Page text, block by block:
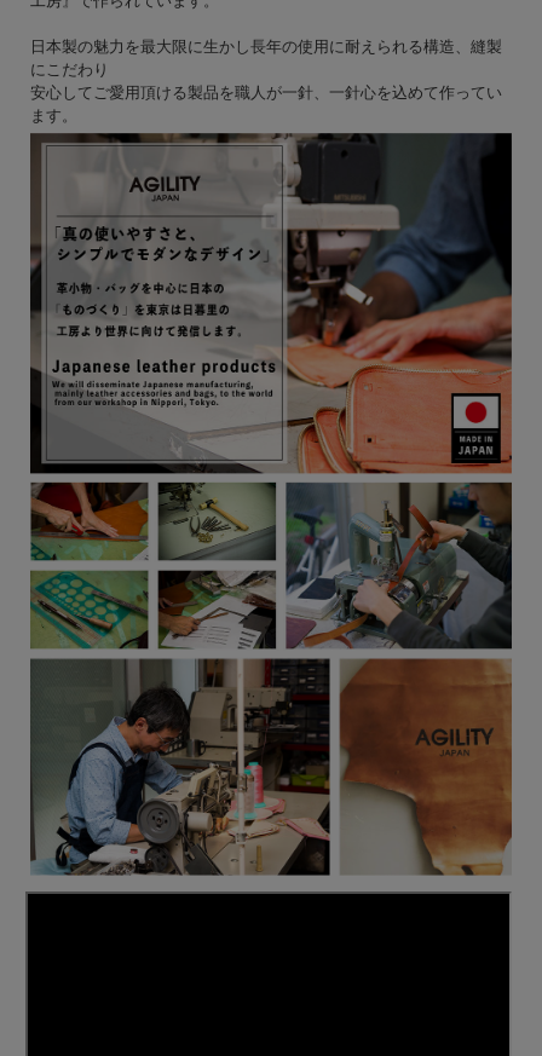
日本製の魅力を最大限に生かし長年の使用に耐えられる構造、縫製
にこだわり
安心してご愛用頂ける製品を職人が一針、一針心を込めて作ってい
ます。